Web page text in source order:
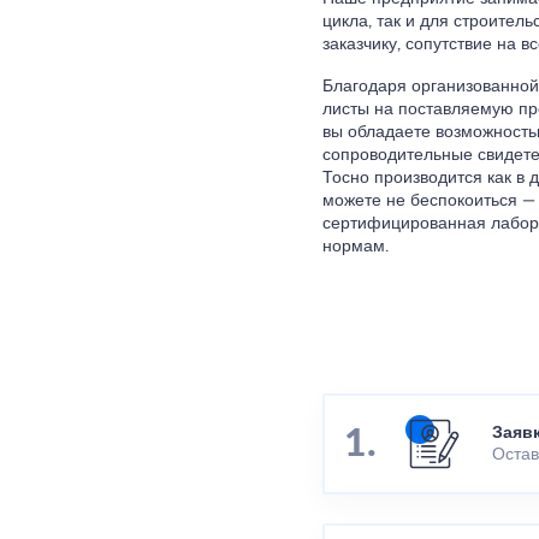
цикла, так и для
заказчику, сопутствие на
Благодаря
листы на поставляемую
вы обладаете
сопроводительные
Тосно производится как
можете не беспокоиться
сертифицированная
нормам.